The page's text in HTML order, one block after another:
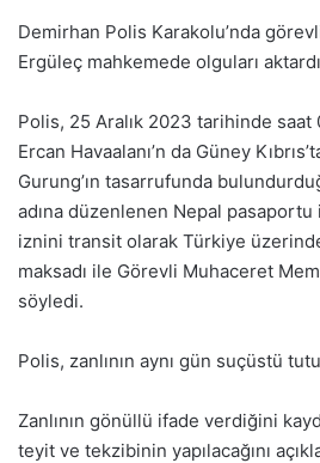
Demirhan Polis Karakolu’nda
Ergüleç mahkemede olguları
Polis, 25 Aralık 2023 tarihinde
Ercan Havaalanı’n da Güney
Gurung’ın tasarrufunda
adına düzenlenen Nepal
iznini transit olarak Türkiye
maksadı ile Görevli Muhaceret
söyledi.
Polis, zanlının aynı gün suçüstü
Zanlının gönüllü ifade verdiğini
teyit ve tekzibinin yapılacağını